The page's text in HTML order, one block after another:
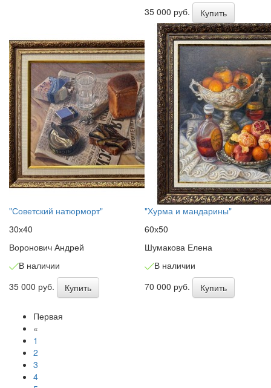
35 000 руб. Купить
"Советский натюрморт"
30х40
Воронович Андрей
В наличии
35 000 руб.
Купить
"Хурма и мандарины"
60х50
Шумакова Елена
В наличии
70 000 руб.
Купить
Первая
«
1
2
3
4